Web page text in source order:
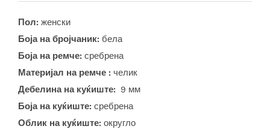
Пол: женски
Боја на бројчаник: бела
Боја на ремче: сребрена
Материјал на ремче : челик
Дебелина на куќиште: 9 мм
Боја на куќиште: сребрена
Облик на куќиште: округло